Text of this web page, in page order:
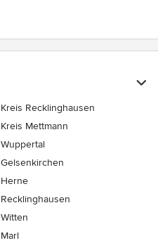
Kreis Recklinghausen
Kreis Mettmann
Wuppertal
Gelsenkirchen
Herne
Recklinghausen
Witten
Marl